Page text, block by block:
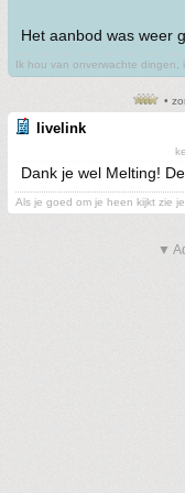
Het aanbod was weer
Ik hou van onverwachte
•
livelink
Dank je wel Melting!
Als je goed om je heen kijkt zie
▼